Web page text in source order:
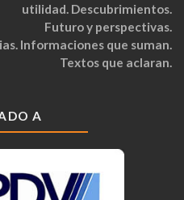
utilidad. Descubrimientos.
Futuro y perspectivas.
Informaciones que suman.
Textos que aclaran.
A